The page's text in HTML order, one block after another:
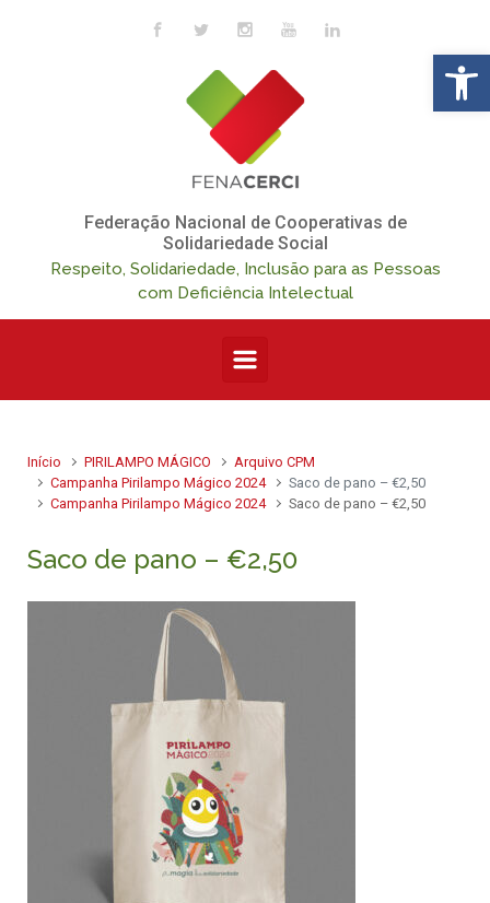
Skip to main content
Federação Nacional de Cooperativas de
Solidariedade Social
Respeito, Solidariedade, Inclusão para as Pessoas
com Deficiência Intelectual
Início PIRILAMPO MÁGICO
Arquivo CPM
Campanha Pirilampo Mágico 2024
Saco de pano – €2,50
Campanha Pirilampo Mágico 2024
Saco de pano – €2,50
Saco de pano – €2,50